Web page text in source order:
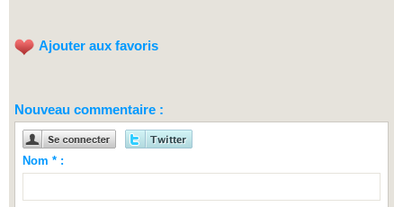
Ajouter aux favoris
Nouveau commentaire :
Nom * :